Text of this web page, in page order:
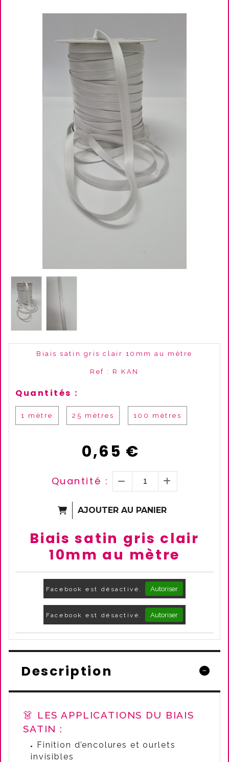
Biais satin gris clair 10mm au mètre
Ref : R KAN
Quantités :
1 mètre 25 mètres 100 mètres
0,65 €
Quantité :
AJOUTER AU PANIER
Biais satin gris clair
10mm au mètre
Facebook est désactivé. Autoriser
Facebook est désactivé. Autoriser
Description
👗 LES APPLICATIONS DU BIAIS
SATIN :
Finition d’encolures et ourlets
invisibles